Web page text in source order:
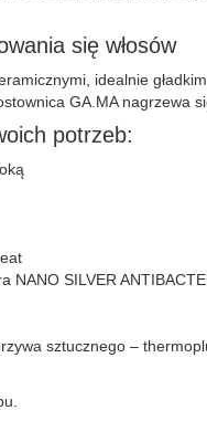
się włosów
idealnie
GA.MA
potrzeb:
SILVER
sztucznego –